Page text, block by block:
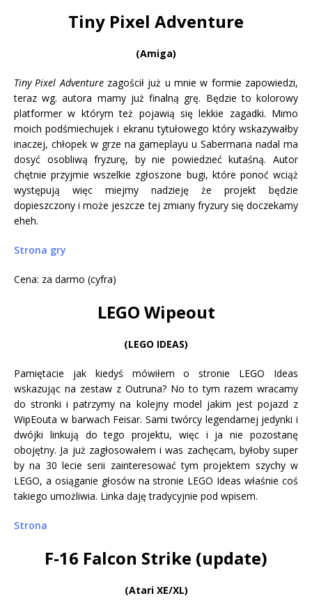
Tiny Pixel Adventure
(Amiga)
Tiny Pixel Adventurezagościł już u mnie w formie zapowiedzi,
teraz wg. autora mamy już finalną grę. Będzie to kolorowy
platformer w którym też pojawią się lekkie zagadki. Mimo
moich podśmiechujek i ekranu tytułowego który wskazywałby
inaczej, chłopek w grze na gameplayu u Sabermana nadal ma
dosyć osobliwą fryzurę, by nie powiedzieć kutaśną. Autor
chętnie przyjmie wszelkie zgłoszone bugi, które ponoć wciąż
występują więc miejmy nadzieję że projekt będzie
dopieszczony i może jeszcze tej zmiany fryzury się doczekamy
eheh.
Strona gry
Cena: za darmo (cyfra)
LEGO Wipeout
(LEGO IDEAS)
Pamiętacie jak kiedyś mówiłem o stronie LEGO Ideas
wskazując na zestaw z Outruna? No to tym razem wracamy
do stronki i patrzymy na kolejny model jakim jest pojazd z
WipEouta w barwach Feisar. Sami twórcy legendarnej jedynki i
dwójki linkują do tego projektu, więc i ja nie pozostanę
obojętny. Ja już zagłosowałem i was zachęcam, byłoby super
by na 30 lecie serii zainteresować tym projektem szychy w
LEGO, a osiąganie głosów na stronie LEGO Ideas właśnie coś
takiego umożliwia. Linka daję tradycyjnie pod wpisem.
Strona
F-16 Falcon Strike (update)
(Atari XE/XL)